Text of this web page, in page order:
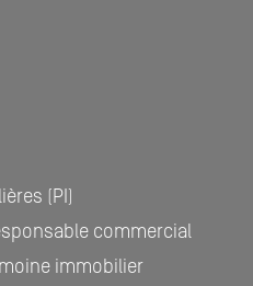
(PI)
commercial
immobilier